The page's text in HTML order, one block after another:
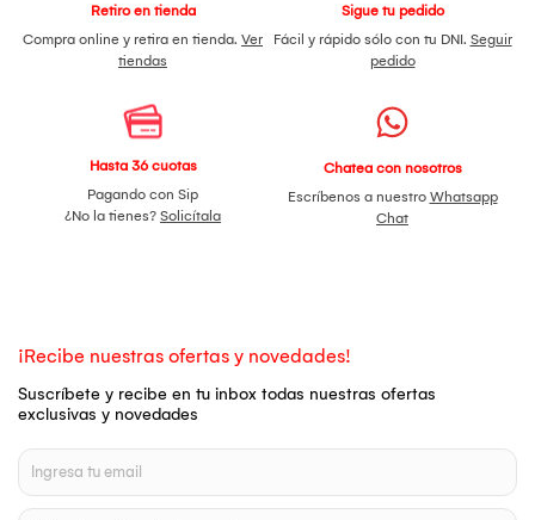
Retiro en tienda
Compra online y retira en tienda. Ver
tiendas
Sigue tu pedido
Fácil y rápido sólo con tu DNI. Seguir
pedido
Hasta 36 cuotas
Pagando con Sip
¿No la tienes? Solicítala
Chatea con nosotros
Escríbenos a nuestro Whatsapp
Chat
¡Recibe nuestras ofertas y novedades!
Suscríbete y recibe en tu inbox todas nuestras ofertas
exclusivas y novedades